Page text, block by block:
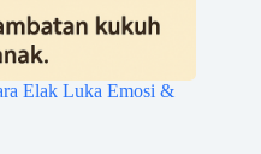
Elak Luka Emosi &